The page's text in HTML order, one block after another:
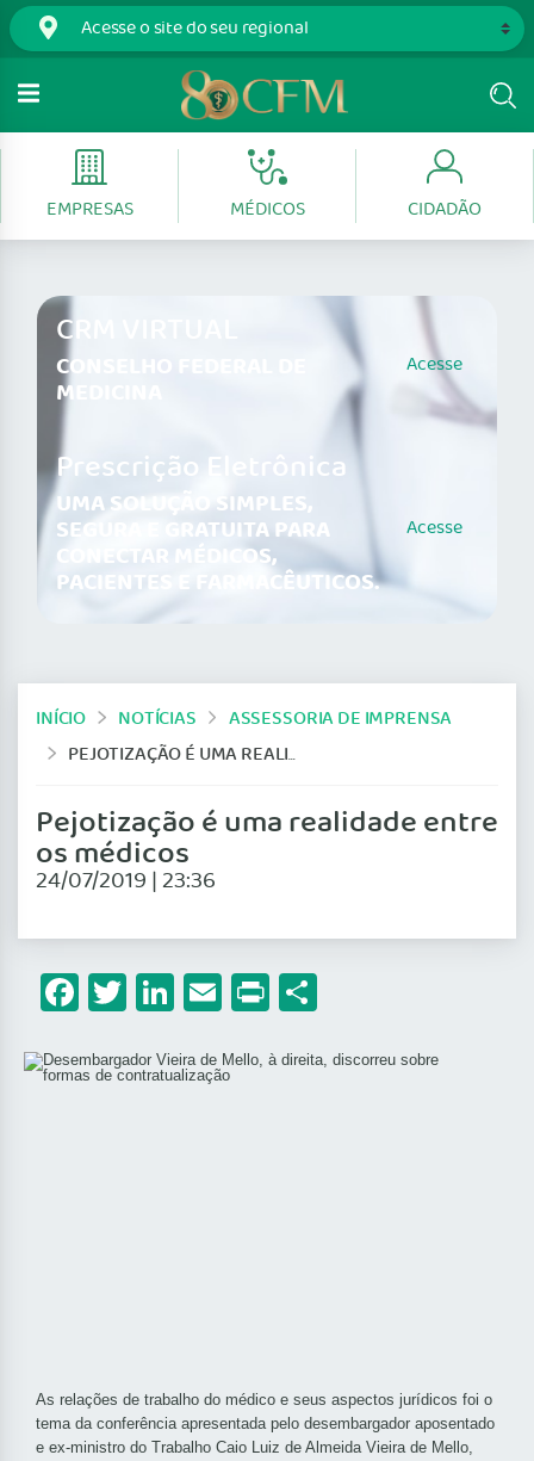
EMPRESAS MÉDICOS CIDADÃO
CRM VIRTUAL
CONSELHO FEDERAL DE
MEDICINA
Acesse
Prescrição Eletrônica
UMA SOLUÇÃO SIMPLES,
SEGURA E GRATUITA PARA
CONECTAR MÉDICOS,
PACIENTES E FARMACÊUTICOS.
Acesse
INÍCIO NOTÍCIAS
ASSESSORIA DE IMPRENSA
PEJOTIZAÇÃO É UMA REALIDADE ENTRE OS MÉDICOS
Pejotização é uma realidade entre
os médicos
24/07/2019 | 23:36
Facebook
Twitter
LinkedIn
Email
Print
As relações de trabalho do médico e seus aspectos jurídicos foi o
tema da conferência apresentada pelo desembargador aposentado
e ex-ministro do Trabalho Caio Luiz de Almeida Vieira de Mello,